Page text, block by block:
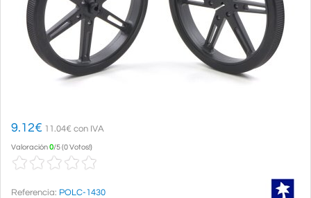
9.12€ 11.04€ con IVA
Valoración0/5(0 Votos!)
Referencia: POLC-1430